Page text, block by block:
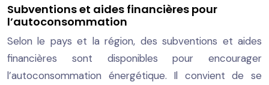
Subventions et aides financières pour
l’autoconsommation
Selon le pays et la région, des subventions et aides
financières sont disponibles pour encourager
l’autoconsommation énergétique. Il convient de se